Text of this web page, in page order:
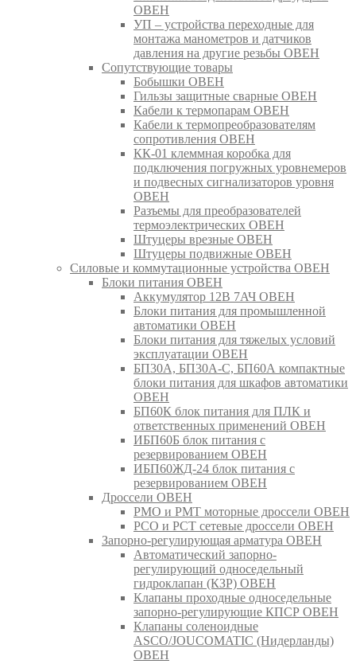
ОВЕН
УП – устройства переходные для
монтажа манометров и датчиков
давления на другие резьбы ОВЕН
Сопутствующие товары
Бобышки ОВЕН
Гильзы защитные сварные ОВЕН
Кабели к термопарам ОВЕН
Кабели к термопреобразователям
сопротивления ОВЕН
КК-01 клеммная коробка для
подключения погружных уровнемеров
и подвесных сигнализаторов уровня
ОВЕН
Разъемы для преобразователей
термоэлектрических ОВЕН
Штуцеры врезные ОВЕН
Штуцеры подвижные ОВЕН
Силовые и коммутационные устройства ОВЕН
Блоки питания ОВЕН
Аккумулятор 12В 7АЧ ОВЕН
Блоки питания для промышленной
автоматики ОВЕН
Блоки питания для тяжелых условий
эксплуатации ОВЕН
БП30А, БП30А-С, БП60А компактные
блоки питания для шкафов автоматики
ОВЕН
БП60К блок питания для ПЛК и
ответственных применений ОВЕН
ИБП60Б блок питания с
резервированием ОВЕН
ИБП60ЖД-24 блок питания с
резервированием ОВЕН
Дроссели ОВЕН
РМО и РМТ моторные дроссели ОВЕН
РСО и РСТ сетевые дроссели ОВЕН
Запорно-регулирующая арматура ОВЕН
Автоматический запорно-
регулирующий односедельный
гидроклапан (КЗР) ОВЕН
Клапаны проходные односедельные
запорно-регулирующие КПСР ОВЕН
Клапаны соленоидные
ASCO/JOUCOMATIC (Нидерланды)
ОВЕН